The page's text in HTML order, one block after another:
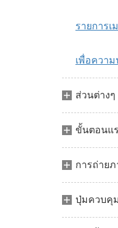
รายการเ
เพื่อควา
ส่วนต่าง
ขั้นตอนแ
การถ่าย
ปุ่มควบคุ